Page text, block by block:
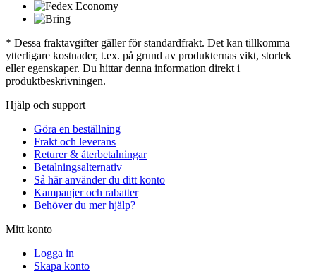
* Dessa fraktavgifter gäller för standardfrakt. Det kan tillkomma
ytterligare kostnader, t.ex. på grund av produkternas vikt, storlek
eller egenskaper. Du hittar denna information direkt i
produktbeskrivningen.
Hjälp och support
Göra en beställning
Frakt och leverans
Returer & återbetalningar
Betalningsalternativ
Så här använder du ditt konto
Kampanjer och rabatter
Behöver du mer hjälp?
Mitt konto
Logga in
Skapa konto